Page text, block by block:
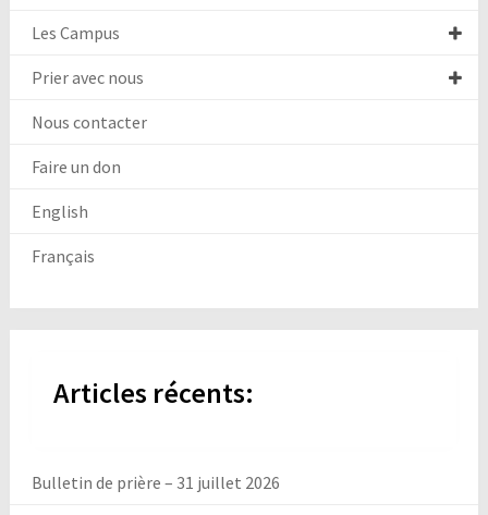
Les Campus
Prier avec nous
Nous contacter
Faire un don
English
Français
Articles récents:
Bulletin de prière – 31 juillet 2026